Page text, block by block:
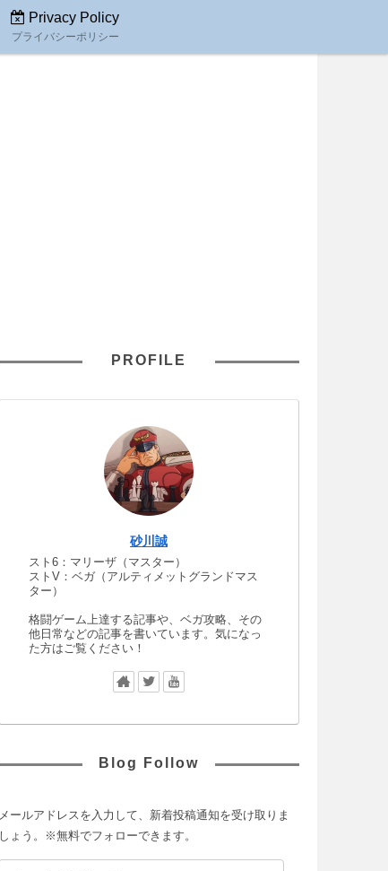
Privacy Policy
プライバシーポリシー
PROFILE
砂川誠
スト6：マリーザ（マスター）
ストV：ベガ（アルティメットグランドマス
ター）
格闘ゲーム上達する記事や、ベガ攻略、その
他日常などの記事を書いています。気になっ
た方はご覧ください！
Blog Follow
メールアドレスを入力して、新着投稿通知を受け取りま
しょう。※無料でフォローできます。